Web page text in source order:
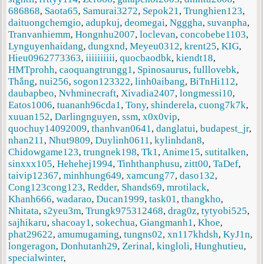
686868, Saota65, Samurai3272, Sepok21, Trunghien123,
daituongchemgio, adupkuj, deomegai, Ngggha, suvanpha,
Tranvanhiemm, Hongnhu2007, loclevan, concobebe1103,
Lynguyenhaidang, dungxnd, Meyeu0312, krent25, KIG,
Hieu0962773363, iiiiiiiiii, quocbaodbk, kiendt18,
HMTprohh, caoquangtrungg1, Spinosaurus, fulllovebk,
Thắng, nui256, sogon123322, linh0aibang, BiTnHi112,
daubapbeo, Nvhminecraft, Xivadia2407, longmessi10,
Eatos1006, tuananh96cda1, Tony, shinderela, cuong7k7k,
xuuan152, Darlingnguyen, ssm, x0x0vip,
quochuy14092009, thanhvan0641, danglatui, budapest_jr,
nhan211, Nhut9809, Duylinh0611, kylinhdan8,
Chidowgame123, trungnek198, Tk1,Anime15, sutitalken,
sinxxx105, Hehehej1994, Tinhthanphusu, zitt00, TaDef,
taivip12367, minhhung649, xamcung77, daso132,
Cong123cong123, Redder, Shands69, mrotilack,
Khanh666, wadarao, Ducan1999, task01, thangkho,
Nhitata, s2yeu3m, Trungk975312468, drag0z, tytyobi525,
sajhikaru, shacoay1, sokechua, Giangmanh1, Khoe,
phat29622, amumugaming, tungns02, xn117khdsh, KyJ1n,
longeragon, Donhutanh29, Zerinal, kingloli, Hunghutieu,
specialwinter,